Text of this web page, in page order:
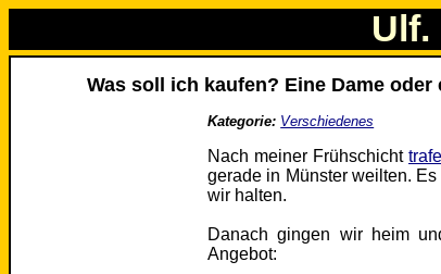
Ulf.
Was soll ich kaufen? Eine Dame oder
Kategorie: Verschiedenes
Nach meiner Frühschicht
gerade in Münster weilten.
wir halten.
Danach gingen wir heim
Angebot: